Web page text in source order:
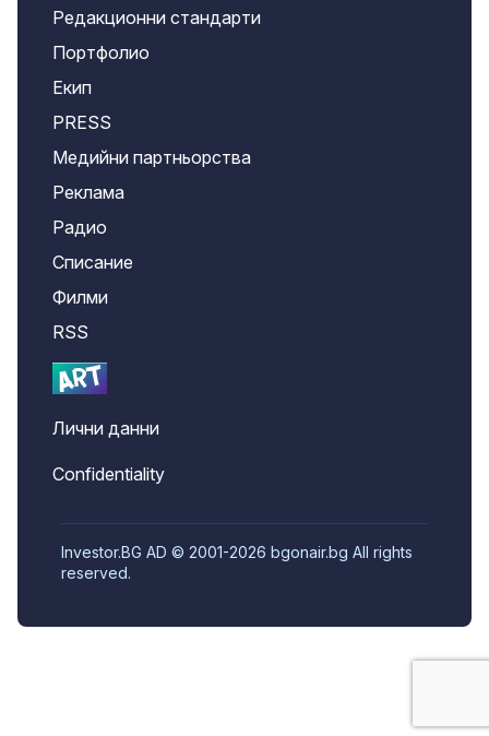
Редакционни стандарти
Портфолио
Екип
PRESS
Медийни партньорства
Реклама
Радио
Списание
Филми
RSS
Лични данни
Confidentiality
Investor.BG AD © 2001-2026 bgonair.bg All rights
reserved.